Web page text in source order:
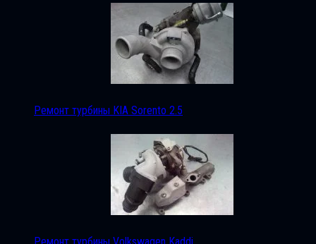
Ремонт турбины KIA Sorento 2.5